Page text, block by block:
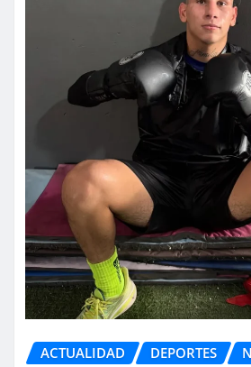
ACTUALIDAD DEPORTES